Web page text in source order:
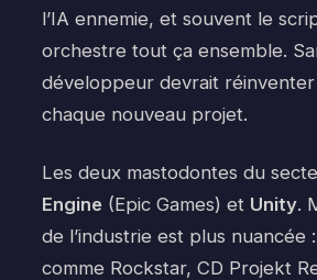
l’IA ennemie, et souvent le
orchestre tout ça ensemble.
développeur devrait
chaque nouveau projet.
Les deux mastodontes du
Engine (Epic Games) et Unity.
de l’industrie est plus nuancée
comme Rockstar, CD Projekt